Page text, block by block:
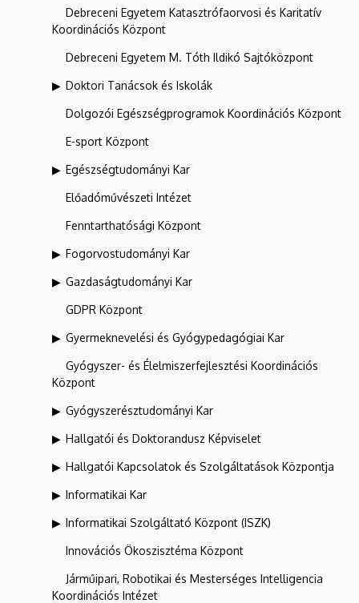
Debreceni Egyetem Katasztrófaorvosi és Karitatív
Koordinációs Központ
Debreceni Egyetem M. Tóth Ildikó Sajtóközpont
Doktori Tanácsok és Iskolák
Dolgozói Egészségprogramok Koordinációs Központ
E-sport Központ
Egészségtudományi Kar
Előadóművészeti Intézet
Fenntarthatósági Központ
Fogorvostudományi Kar
Gazdaságtudományi Kar
GDPR Központ
Gyermeknevelési és Gyógypedagógiai Kar
Gyógyszer- és Élelmiszerfejlesztési Koordinációs
Központ
Gyógyszerésztudományi Kar
Hallgatói és Doktorandusz Képviselet
Hallgatói Kapcsolatok és Szolgáltatások Központja
Informatikai Kar
Informatikai Szolgáltató Központ (ISZK)
Innovációs Ökoszisztéma Központ
Járműipari, Robotikai és Mesterséges Intelligencia
Koordinációs Intézet